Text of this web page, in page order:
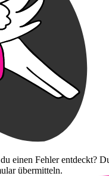
einen Fehler entdeckt?
übermitteln.